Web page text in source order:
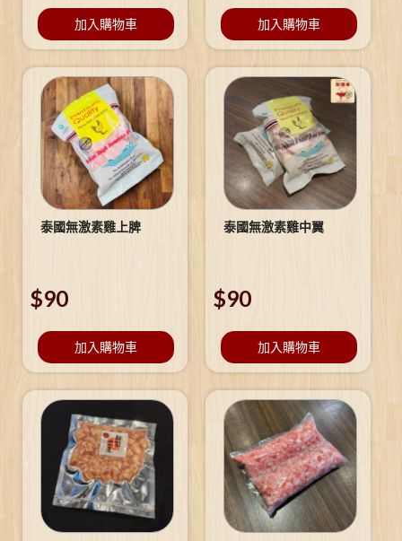
加入購物車 加入購物車
泰國無激素雞上脾
$90
加入購物車
泰國無激素雞中翼
$90
加入購物車